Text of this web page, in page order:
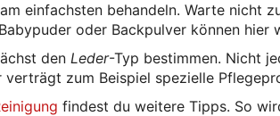
einfachsten behandeln. Warte nicht
oder Backpulver können hier
den Leder-Typ bestimmen. Nicht
zum Beispiel spezielle
findest du weitere Tipps. So